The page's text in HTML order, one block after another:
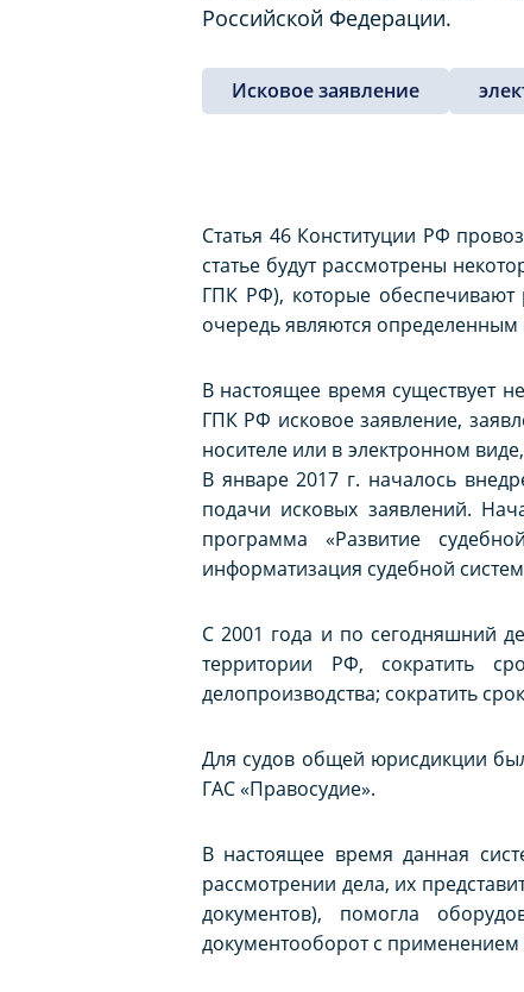
Российской Федерации.
Исковое заявление
Статья 46 Конституции РФ
статье будут рассмотрены
ГПК РФ), которые
очередь являются
В настоящее время существует
ГПК РФ исковое заявление,
носителе или в электронном
В январе 2017 г. началось
подачи исковых заявлений.
программа «Развитие
информатизация судебной
С 2001 года и по сегодняшний
территории РФ, сократить
делопроизводства; сократить
Для судов общей юрисдикции
ГАС «Правосудие».
В настоящее время данная
рассмотрении дела, их
документов), помогла
документооборот с